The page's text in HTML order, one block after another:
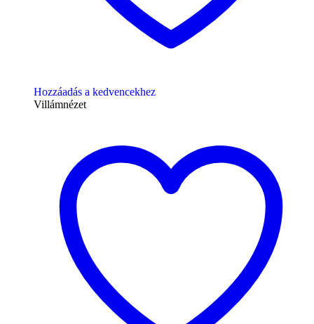
Hozzáadás a kedvencekhez
Villámnézet